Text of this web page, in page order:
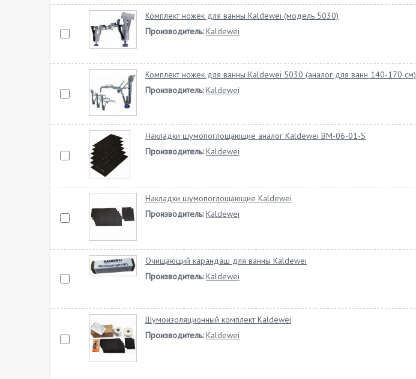
Комплект ножек для ванны Kaldewei (модель 5030)
Производитель: Kaldewei
Комплект ножек для ванны Kaldewei 5030 (аналог для ванн 140-170 см)
Производитель: Kaldewei
Накладки шумопоглощающие аналог Kaldewei BM-06-01-S
Производитель: Kaldewei
Накладки шумопоглощающие Kaldewei
Производитель: Kaldewei
Очищающий карандаш для ванны Kaldewei
Производитель: Kaldewei
Шумоизоляционный комплект Kaldewei
Производитель: Kaldewei